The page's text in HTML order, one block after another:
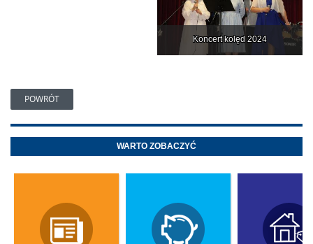
Koncert kolęd 2024
POWRÓT
WARTO ZOBACZYĆ